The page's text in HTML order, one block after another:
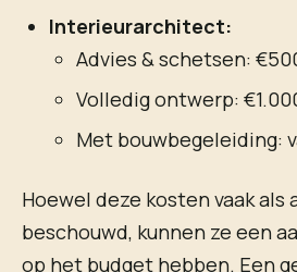
Interieurarchitect:
Advies & schetsen:
Volledig ontwerp:
Met bouwbegeleiding:
Hoewel deze kosten vaak als
beschouwd, kunnen ze een
op het budget hebben. Een